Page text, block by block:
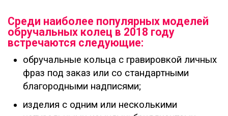
Среди наиболее популярных моделей
обручальных колец в 2018 году
встречаются следующие:
обручальные кольца с гравировкой личных
фраз под заказ или со стандартными
благородными надписями;
изделия с одним или несколькими